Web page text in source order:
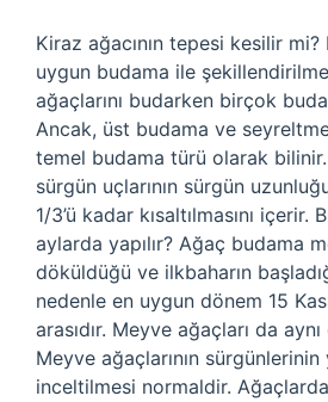
Kiraz ağacının tepesi kesilir
uygun budama ile
ağaçlarını budarken birçok
Ancak, üst budama ve
temel budama türü olarak
sürgün uçlarının sürgün
1/3’ü kadar kısaltılmasını içerir.
aylarda yapılır? Ağaç budama
döküldüğü ve ilkbaharın
nedenle en uygun dönem 15
arasıdır. Meyve ağaçları da
Meyve ağaçlarının
inceltilmesi normaldir. Ağaçlarda